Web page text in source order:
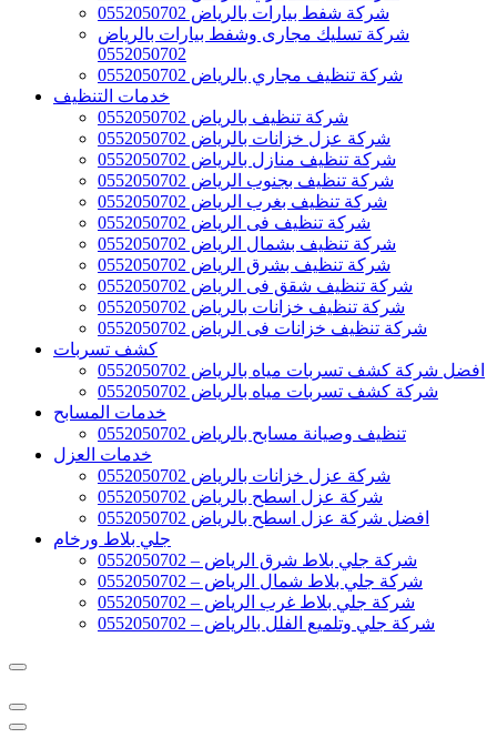
شركة شفط بيارات بالرياض 0552050702
شركة تسليك مجارى وشفط بيارات بالرياض
0552050702
شركة تنظيف مجاري بالرياض 0552050702
خدمات التنظيف
شركة تنظيف بالرياض 0552050702
شركة عزل خزانات بالرياض 0552050702
شركة تنظيف منازل بالرياض 0552050702
شركة تنظيف بجنوب الرياض 0552050702
شركة تنظيف بغرب الرياض 0552050702
شركة تنظيف فى الرياض 0552050702
شركة تنظيف بشمال الرياض 0552050702
شركة تنظيف بشرق الرياض 0552050702
شركة تنظيف شقق فى الرياض 0552050702
شركة تنظيف خزانات بالرياض 0552050702
شركة تنظيف خزانات فى الرياض 0552050702
كشف تسربات
افضل شركة كشف تسربات مياه بالرياض 0552050702
شركة كشف تسربات مياه بالرياض 0552050702
خدمات المسابح
تنظيف وصيانة مسابح بالرياض 0552050702
خدمات العزل
شركة عزل خزانات بالرياض 0552050702
شركة عزل اسطح بالرياض 0552050702
افضل شركة عزل اسطح بالرياض 0552050702
جلي بلاط ورخام
شركة جلي بلاط شرق الرياض – 0552050702
شركة جلي بلاط شمال الرياض – 0552050702
شركة جلي بلاط غرب الرياض – 0552050702
شركة جلي وتلميع الفلل بالرياض – 0552050702